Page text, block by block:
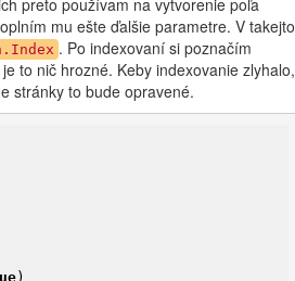
preto používam na vytvorenie poľa
mu ešte ďalšie parametre. V takejto
. Po indexovaní si poznačím
to nič hrozné. Keby indexovanie zlyhalo,
stránky to bude opravené.
)